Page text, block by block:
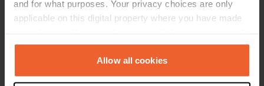
and for what purposes. Your privacy choices are only
applicable on this digital property where you have made
any time from the Cookie Declaration or by clicking on
the Privacy trigger icon.Allow all cookies
Contatto